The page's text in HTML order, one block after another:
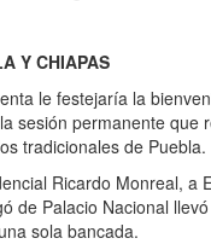
Y CHIAPAS
le festejaría la
sesión permanente que
tradicionales de Puebla.
Ricardo Monreal, a
de Palacio Nacional
sola bancada.